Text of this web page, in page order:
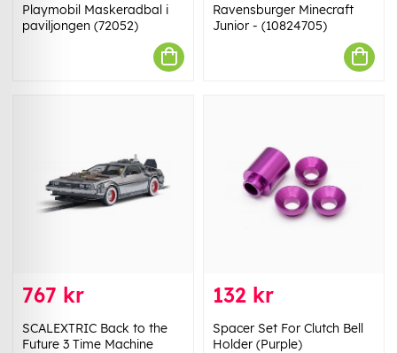
Playmobil Maskeradbal i
paviljongen (72052)
Ravensburger Minecraft
Junior - (10824705)
767 kr
SCALEXTRIC Back to the
Future 3 Time Machine
132 kr
Spacer Set For Clutch Bell
Holder (Purple)